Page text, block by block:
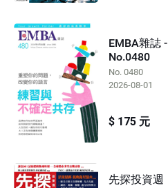
EMBA雜誌 -
No.0480
No. 0480
2026-08-01
$ 175 元
先探投資週